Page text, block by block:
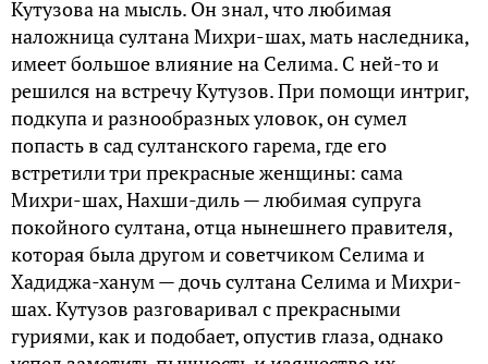
Кутузова на мысль. Он знал, что любимая
наложница султана Михри-шах, мать наследника,
имеет большое влияние на Селима. С ней-то и
решился на встречу Кутузов. При помощи интриг,
подкупа и разнообразных уловок, он сумел
попасть в сад султанского гарема, где его
встретили три прекрасные женщины: сама
Михри-шах, Нахши-диль — любимая супруга
покойного султана, отца нынешнего правителя,
которая была другом и советчиком Селима и
Хадиджа-ханум — дочь султана Селима и Михри-
шах. Кутузов разговаривал с прекрасными
гуриями, как и подобает, опустив глаза, однако